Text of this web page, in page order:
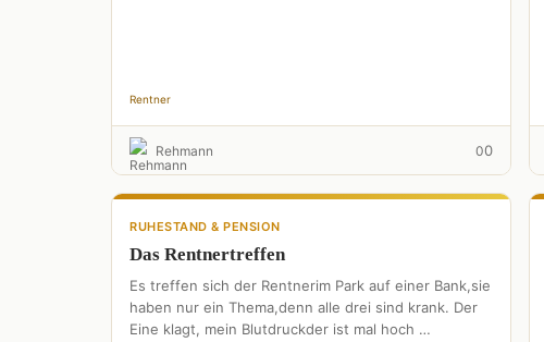
Rentner
Rehmann 00
RUHESTAND & PENSION
Das Rentnertreffen
Es treffen sich der Rentnerim Park auf einer Bank,sie
haben nur ein Thema,denn alle drei sind krank. Der
Eine klagt, mein Blutdruckder ist mal hoch …